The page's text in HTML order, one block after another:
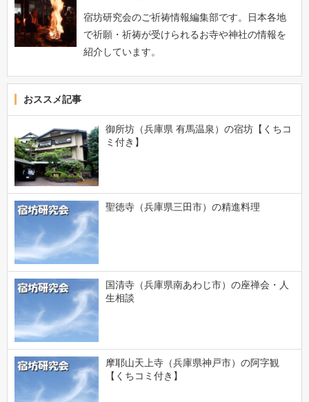
宿坊研究会のご祈祷情報編集部です。日本各地
で祈願・祈祷が受けられるお寺や神社の情報を
紹介しています。
おススメ記事
御所坊（兵庫県 有馬温泉）の宿坊【くちコ
ミ付き】
聖徳寺（兵庫県三田市）の精進料理
国清寺（兵庫県南あわじ市）の座禅会・人
生相談
摩耶山天上寺（兵庫県神戸市）の阿字観
【くちコミ付き】